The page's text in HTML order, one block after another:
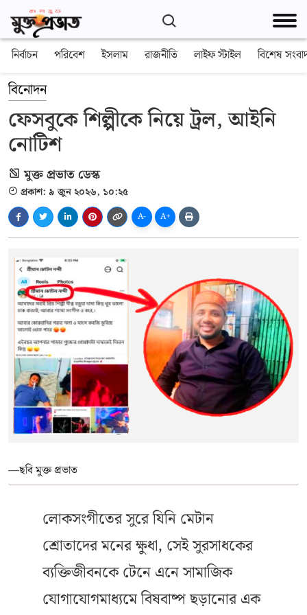
নির্বাচন পরিবেশ ইসলাম রাজনীতি লাইফ স্টাইল বিশেষ
বিনোদন
ফেসবুকে শিল্পীকে নিয়ে ট্রল, আইনি
নোটিশ
মুক্ত প্রভাত ডেস্ক
প্রকাশ: ৯ জুন ২০২৬, ১০:২৫
A- A+
—ছবি মুক্ত প্রভাত
লোকসংগীতের সুরে যিনি মেটান
শ্রোতাদের মনের ক্ষুধা, সেই সুরসাধকের
ব্যক্তিজীবনকে টেনে এনে সামাজিক
যোগাযোগমাধ্যমে বিষবাষ্প ছড়ানোর এক